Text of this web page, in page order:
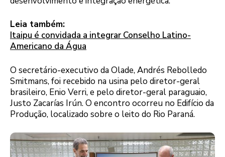
Leia também:
Itaipu é convidada a integrar Conselho Latino-
Americano da Água
O secretário-executivo da Olade, Andrés Rebolledo
Smitmans, foi recebido na usina pelo diretor-geral
brasileiro, Enio Verri, e pelo diretor-geral paraguaio,
Justo Zacarías Irún. O encontro ocorreu no Edifício da
Produção, localizado sobre o leito do Rio Paraná.